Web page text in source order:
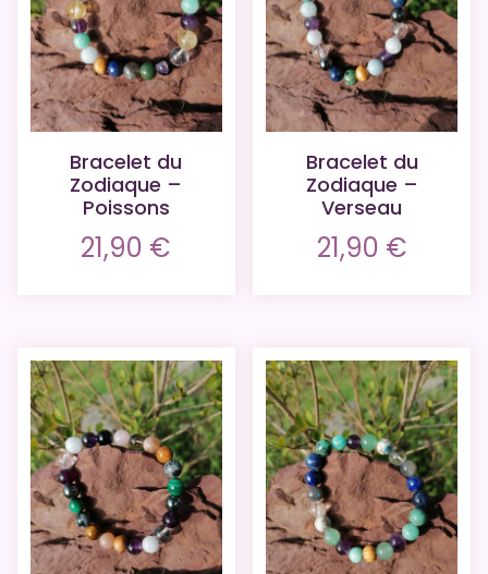
Bracelet du
Zodiaque –
Poissons
21,90 €
Bracelet du
Zodiaque –
Verseau
21,90 €